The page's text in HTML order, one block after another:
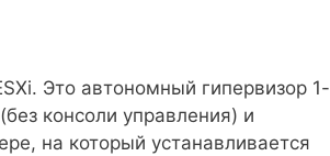
Это автономный гипервизор 1-
консоли управления) и
на который устанавливается